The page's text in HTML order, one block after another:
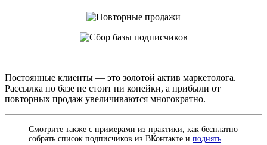
Постоянные клиенты — это золотой актив маркетолога.
Рассылка по базе не стоит ни копейки, а прибыли от
повторных продаж увеличиваются многократно.
Смотрите также с примерами из практики, как бесплатно
собрать список подписчиков из ВКонтакте и поднять